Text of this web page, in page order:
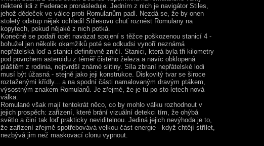
některé lidi z Federace pronásleduje. Jedním z nich je navigátor Stiles,
jehož dědeček ve válce proti Romulanům padl. Nezdá se, že by onen
stoletý odstup nějak ochladil Stilesovu chuť roznést Romulany na
kopytech, pokud nějaké z nich potká.
Konečně se podaří opět navázat spojení s těžce poškozenou stanicí 4 -
bohužel jen několik okamžiků poté se odkudsi vynoří neznámá
nepřátelská loď a stanici definitivně zničí. Stanici, která byla tři kilometry
pod povrchem asteroidu z téměř čistého železa a navíc obklopená
pláštěm z rodinia, nejtvrdší známé slitiny. Síla zbraní nepřátelské lodi
musí být úžasná - stejně jako jeji konstrukce. Diskovitý tvar se široce
roztaženými křídly... a na spodní části namalovaným dravým ptákem,
výsostným znakem Romulanů. Je zřejmé, že je tu po sto letech nová
válka.
Romulané však mají tentokrát něco, co by mohlo válku rozhodnout v
jejich prospěch: zařízení, které brání vizuální detekci tím, že ohýbá
světlo a činí tak loď prakticky neviditelnou. Jediná jejich nevýhoda je to,
že zařízení zřejmě spotřebovává velkou část energie - když chtějí střílet,
nezbývá jim než maskovací clonu vypnout.